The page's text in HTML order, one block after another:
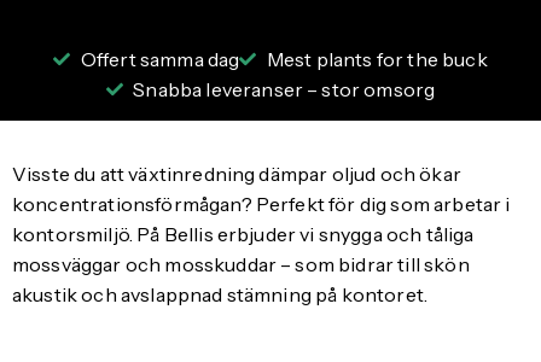
Offert samma dag
Mest plants for the buck
Snabba leveranser – stor omsorg
Visste du att växtinredning dämpar oljud och ökar
koncentrationsförmågan? Perfekt för dig som arbetar i
kontorsmiljö. På Bellis erbjuder vi snygga och tåliga
mossväggar och mosskuddar – som bidrar till skön
akustik och avslappnad stämning på kontoret.